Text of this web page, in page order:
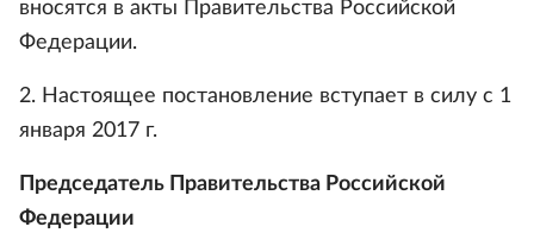
вносятся в акты Правительства Российской
Федерации.
2. Настоящее постановление вступает в силу с 1
января 2017 г.
Председатель Правительства Российской
Федерации